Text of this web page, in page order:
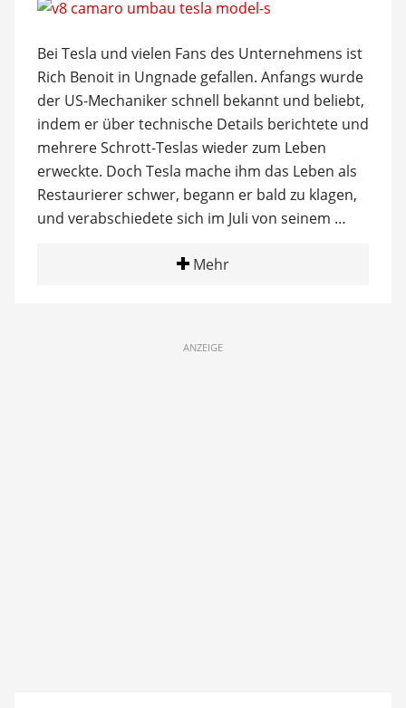
Bei Tesla und vielen Fans des Unternehmens ist
Rich Benoit in Ungnade gefallen. Anfangs wurde
der US-Mechaniker schnell bekannt und beliebt,
indem er über technische Details berichtete und
mehrere Schrott-Teslas wieder zum Leben
erweckte. Doch Tesla mache ihm das Leben als
Restaurierer schwer, begann er bald zu klagen,
und verabschiedete sich im Juli von seinem …
Mehr
ANZEIGE